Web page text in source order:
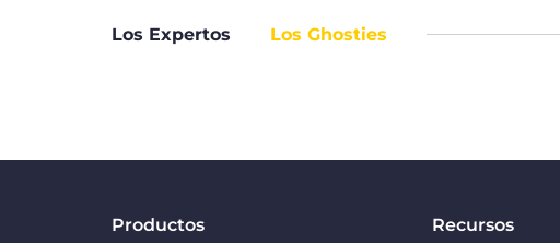
Los Expertos Los Ghosties
Productos Recursos